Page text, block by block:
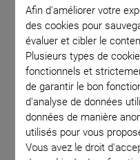
Afin d'améliorer votre
des cookies pour
évaluer et cibler le
Plusieurs types de
fonctionnels et
de garantir le bon
d'analyse de données
données de manière
utilisés pour vous
Vous avez le droit
and P-